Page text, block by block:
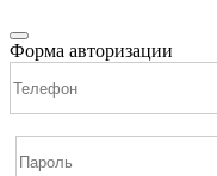
Форма авторизации